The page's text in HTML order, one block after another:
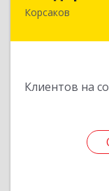
Корсаков
Клиентов на